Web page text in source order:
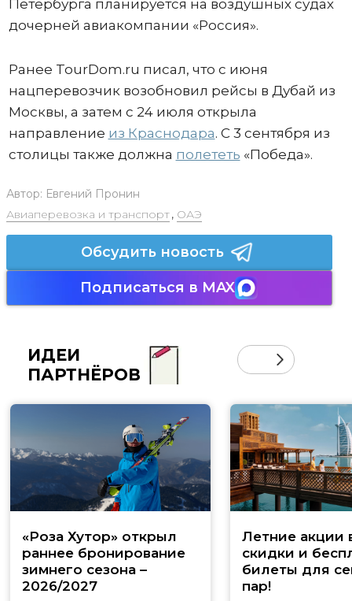
Петербурга планируется на воздушных судах
дочерней авиакомпании «Россия».
Ранее TourDom.ru писал, что с июня
нацперевозчик возобновил рейсы в Дубай из
Москвы, а затем с 24 июля открыла
направление из Краснодара. С 3 сентября из
столицы также должна полететь «Победа».
Автор: Евгений Пронин
Авиаперевозка и транспорт, ОАЭ
Обсудить новость
Подписаться в MAX
ИДЕИ
ПАРТНЁРОВ
«Роза Хутор» открыл
раннее бронирование
зимнего сезона –
2026/2027
Летние акции
скидки и
билеты для
пар!